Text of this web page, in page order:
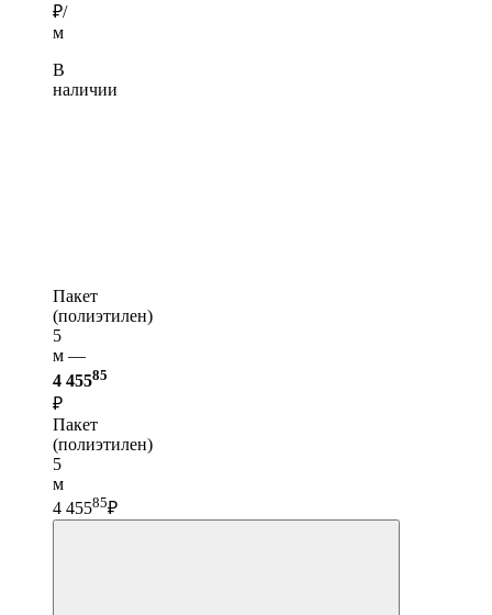
₽/
м
В
наличии
Пакет
(полиэтилен)
5
м —
4 45585
₽
Пакет
(полиэтилен)
5
м
4 45585₽